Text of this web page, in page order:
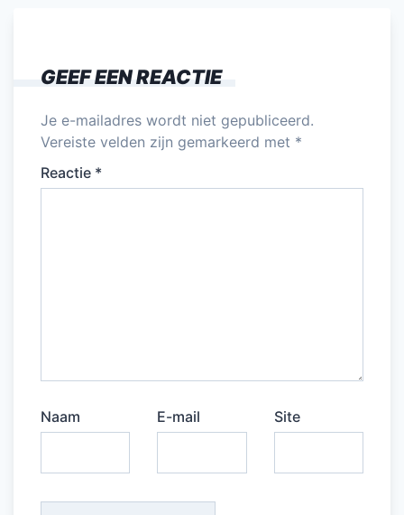
GEEF EEN REACTIE
Je e-mailadres wordt niet gepubliceerd.
Vereiste velden zijn gemarkeerd met *
Reactie *
Naam E-mail Site